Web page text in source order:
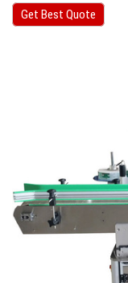
Get Best Quote